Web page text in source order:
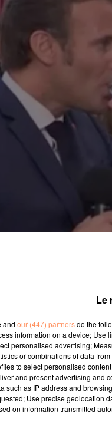
des chaînes
s’est rendu
Au
de promotion
accompagné de
supérieur et
Le
and our (447) partnersdo the
information on a device; Use
personalised advertising;
or combinations of data
to select personalised
and present advertising and
such as IP address and
Use precise geolocation
on information transmitted